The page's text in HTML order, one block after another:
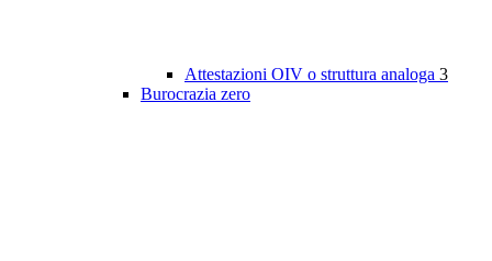
Attestazioni OIV o struttura analoga 3
Burocrazia zero